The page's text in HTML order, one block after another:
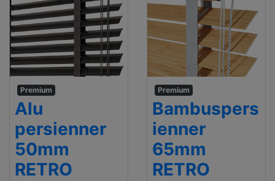
Premium
Alu
persienner
50mm
RETRO
Premium
Bambuspers
ienner
65mm
RETRO